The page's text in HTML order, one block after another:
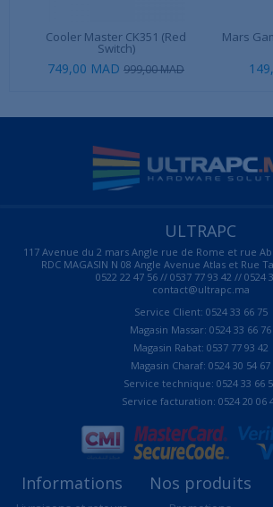
Cooler Master CK351 (Red
Switch)
749,00 MAD 999,00 MAD
Mars
ULTRAPC
117 Avenue du 2 mars Angle rue de Rome et rue
RDC MAGASIN N 08 Angle Avenue Atlas et Rue
0522 22 47 56 // 0537 77 93 42 // 0524
contact@ultrapc.ma
Service Client: 0524 33 66 75
Magasin Massar: 0524 33 66 76
Magasin Rabat: 0537 77 93 42
Magasin Charaf: 0524 30 54 67
Service technique: 0524 33 66
Service facturation: 0524 20 06
Informations Nos produits